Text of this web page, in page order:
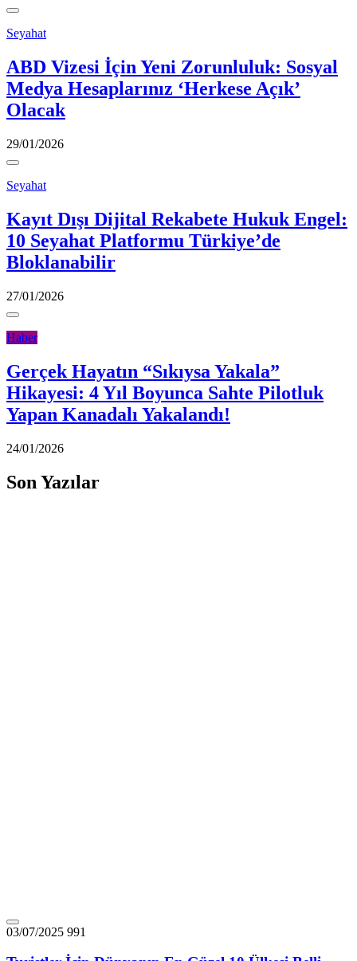
Seyahat
ABD Vizesi İçin Yeni Zorunluluk: Sosyal
Medya Hesaplarınız ‘Herkese Açık’
Olacak
29/01/2026
Seyahat
Kayıt Dışı Dijital Rekabete Hukuk Engel:
10 Seyahat Platformu Türkiye’de
Bloklanabilir
27/01/2026
Haber
Gerçek Hayatın “Sıkıysa Yakala”
Hikayesi: 4 Yıl Boyunca Sahte Pilotluk
Yapan Kanadalı Yakalandı!
24/01/2026
Son Yazılar
03/07/2025 991